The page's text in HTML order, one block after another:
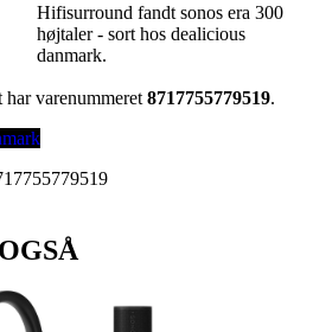
Hifisurround fandt sonos era 300
højtaler - sort hos dealicious
danmark.
varenummeret 8717755779519.